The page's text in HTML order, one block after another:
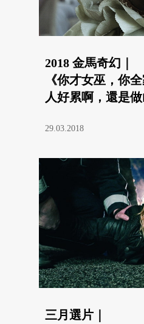
2018 金馬奇幻｜
《你才女巫，你
人好累啊，還是
29.03.2018
三月選片｜